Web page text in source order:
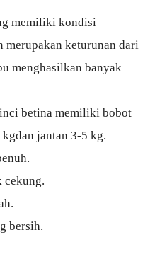
memiliki kondisi
merupakan keturunan dari
menghasilkan banyak
betina memiliki bobot
jantan 3-5 kg.
cekung.
bersih.